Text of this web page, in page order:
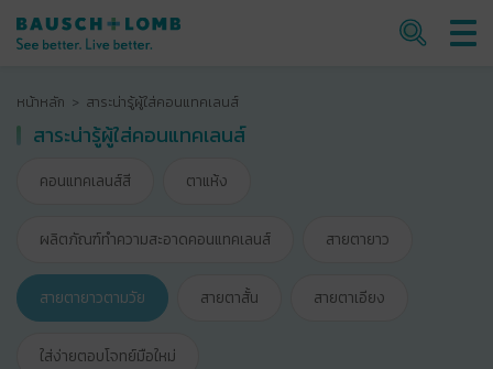
หน้าหลัก สาระน่ารู้ผู้ใส่คอนแทคเลนส์
สาระน่ารู้ผู้ใส่คอนแทคเลนส์
คอนแทคเลนส์สี ตาแห้ง
ผลิตภัณฑ์ทำความสะอาดคอนแทคเลนส์ สายตายาว
สายตายาวตามวัย สายตาสั้น สายตาเอียง
ใส่ง่ายตอบโจทย์มือใหม่